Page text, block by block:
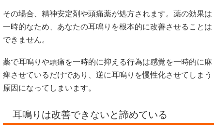
その場合、精神安定剤や頭痛薬が処方されます。薬の効果は
一時的なため、あなたの耳鳴りを根本的に改善させることは
できません。
薬で耳鳴りや頭痛を一時的に抑える行為は感覚を一時的に麻
痺させているだけであり、逆に耳鳴りを慢性化させてしまう
原因になってしまいます。
耳鳴りは改善できないと諦めている